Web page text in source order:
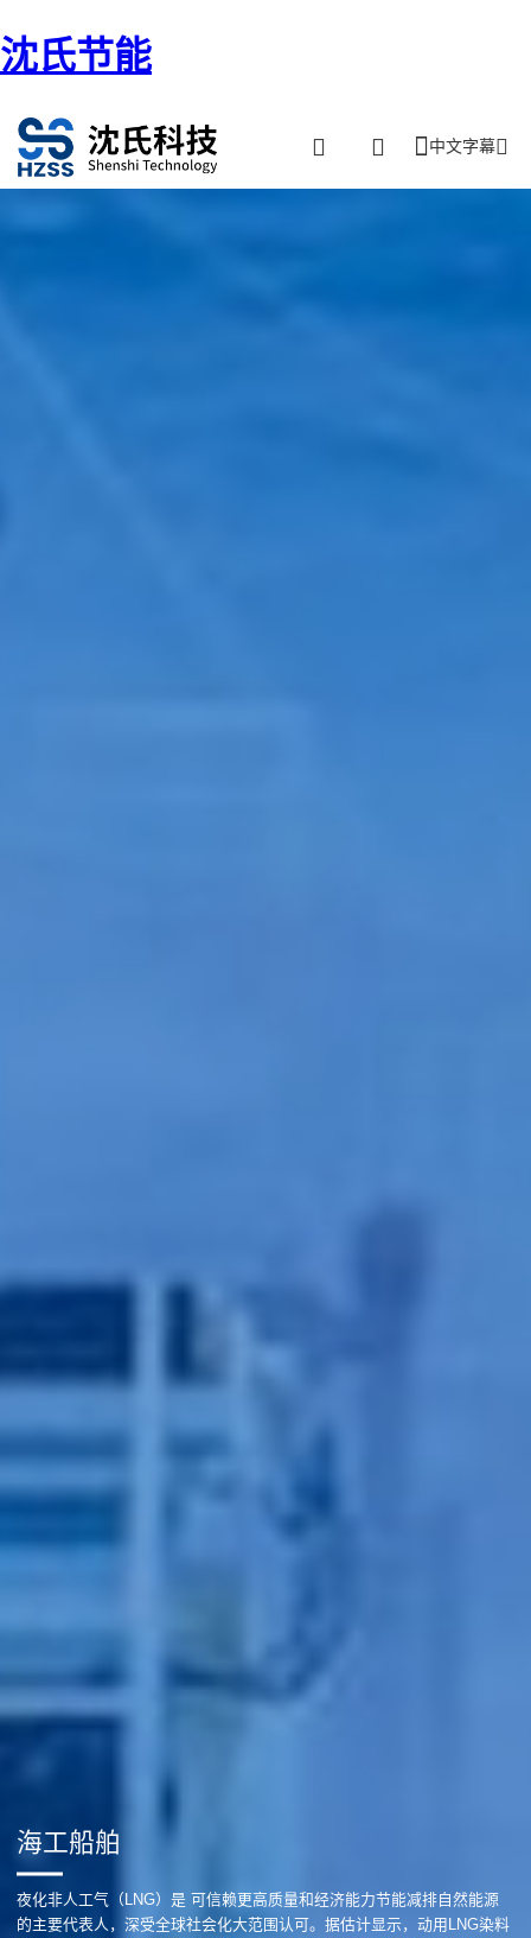
沈氏节能
中文字幕
海工船舶
夜化非人工气（LNG）是 可信赖更高质量和经济能力节能减排自然能源
的主要代表人，深受全球社会化大范围认可。据估计显示，动用LNG染料